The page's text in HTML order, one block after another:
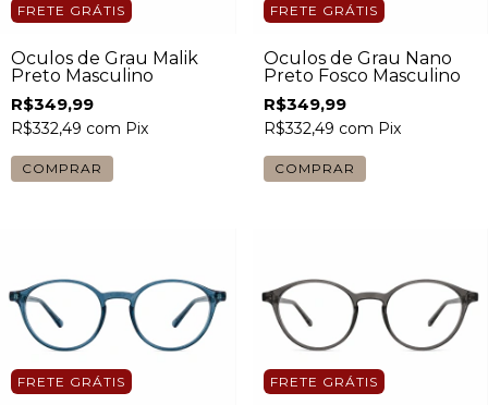
FRETE GRÁTIS
Óculos de Grau Malik
Preto Masculino
R$349,99
R$332,49 com Pix
FRETE GRÁTIS
Óculos de Grau Nano
Preto Fosco Masculino
R$349,99
R$332,49 com Pix
FRETE GRÁTIS FRETE GRÁTIS